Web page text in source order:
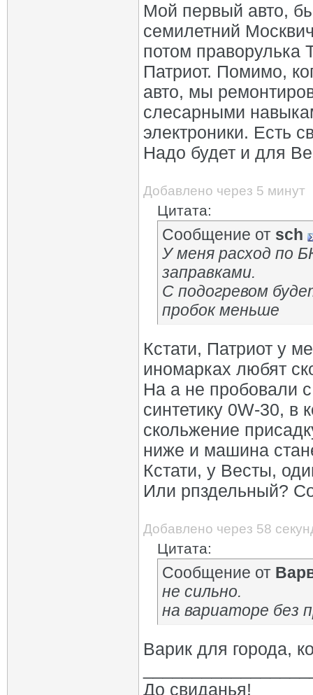
Мой первый авто,
семилетний
потом праворулька
Патриот. Помимо,
авто, мы
слесарными
электроники. Есть
Надо будет и для
Добавлено через 5 минут
Цитата:
Сообщение от sch
У меня расход по
заправками.
С подогревом
пробок меньше
Кстати, Патриот у
иномарках любят
На а не пробовали
синтетику 0W-30, в
скольжение
ниже и машина
Кстати, у Весты,
Или рпздельный?
Добавлено через 58
Цитата:
Сообщение от
не сильно.
на вариаторе без
Варик для города,
До свиданья!